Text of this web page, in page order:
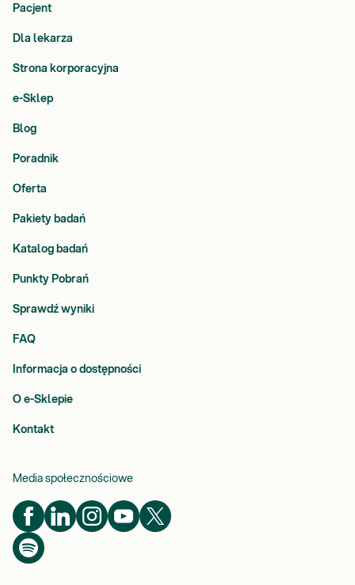
Pacjent
Dla lekarza
Strona korporacyjna
e-Sklep
Blog
Poradnik
Oferta
Pakiety badań
Katalog badań
Punkty Pobrań
Sprawdź wyniki
FAQ
Informacja o dostępności
O e-Sklepie
Kontakt
Media społecznościowe